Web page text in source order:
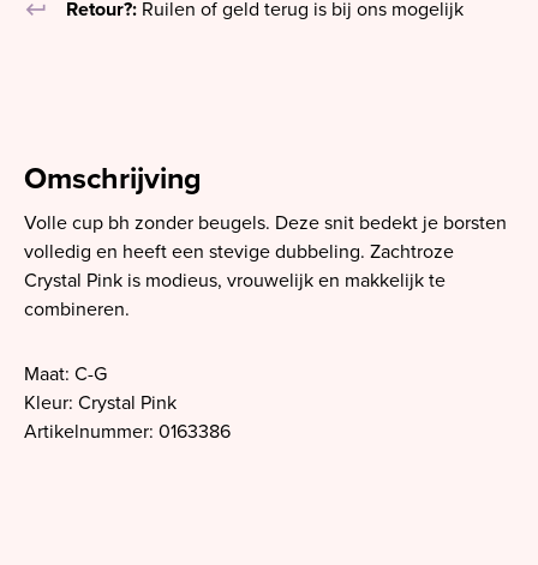
keyboard_return
Retour?: Ruilen of geld terug is bij ons mogelijk
Omschrijving
Volle cup bh zonder beugels. Deze snit bedekt je borsten
volledig en heeft een stevige dubbeling. Zachtroze
Crystal Pink is modieus, vrouwelijk en makkelijk te
combineren.
Maat: C-G
Kleur: Crystal Pink
Artikelnummer: 0163386